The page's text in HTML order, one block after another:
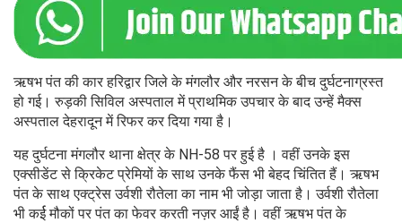
ऋषभ पंत की कार हरिद्वार जिले के मंगलौर और नरसन के बीच दुर्घटनाग्रस्त
हो गई। रुड़की सिविल अस्पताल में प्राथमिक उपचार के बाद उन्हें मैक्स
अस्पताल देहरादून में रिफर कर दिया गया है।
यह दुर्घटना मंगलौर थाना क्षेत्र के NH-58 पर हुई है । वहीं उनके इस
एक्सीडेंट से क्रिकेट प्रेमियों के साथ उनके फैंस भी बेहद चिंतित हैं। ऋषभ
पंत के साथ एक्ट्रेस उर्वशी रौतेला का नाम भी जोड़ा जाता है। उर्वशी रौतेला
भी कर्ई मौकों पर पंत का फेवर करती नज़र आईं है। वहीं ऋषभ पंत के